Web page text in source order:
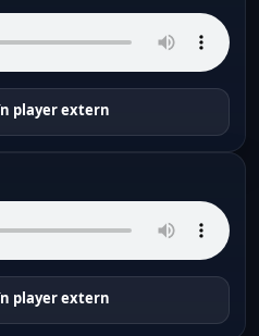
player extern
player extern